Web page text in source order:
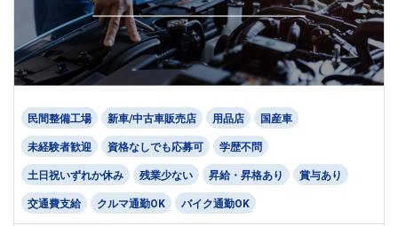
民間整備工場 新車/中古車販売店 用品店 国産車
未経験者歓迎 資格なしでも応募可 学歴不問
土日祝いずれか休み 残業少ない 昇給・昇格あり 賞与あり
交通費支給 クルマ通勤OK バイク通勤OK